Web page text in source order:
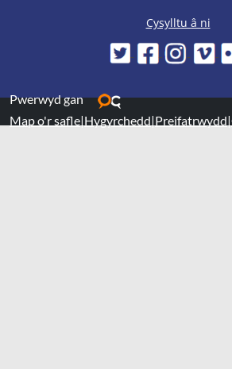
Cysylltu â ni
Pwerwyd gan
Map o'r safle|Hygyrchedd|Preifatrwydd|